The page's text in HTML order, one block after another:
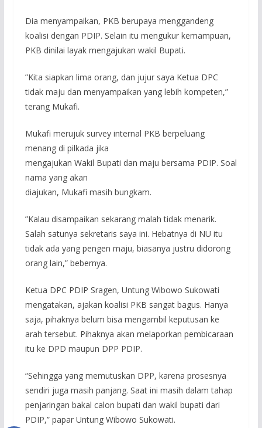
Dia menyampaikan, PKB berupaya menggandeng
koalisi dengan PDIP. Selain itu mengukur kemampuan,
PKB dinilai layak mengajukan wakil Bupati.
”Kita siapkan lima orang, dan jujur saya Ketua DPC
tidak maju dan menyampaikan yang lebih kompeten,”
terang Mukafi.
Mukafi merujuk survey internal PKB berpeluang
menang di pilkada jika
mengajukan Wakil Bupati dan maju bersama PDIP. Soal
nama yang akan
diajukan, Mukafi masih bungkam.
”Kalau disampaikan sekarang malah tidak menarik.
Salah satunya sekretaris saya ini. Hebatnya di NU itu
tidak ada yang pengen maju, biasanya justru didorong
orang lain,” bebernya.
Ketua DPC PDIP Sragen, Untung Wibowo Sukowati
mengatakan, ajakan koalisi PKB sangat bagus. Hanya
saja, pihaknya belum bisa mengambil keputusan ke
arah tersebut. Pihaknya akan melaporkan pembicaraan
itu ke DPD maupun DPP PDIP.
“Sehingga yang memutuskan DPP, karena prosesnya
sendiri juga masih panjang. Saat ini masih dalam tahap
penjaringan bakal calon bupati dan wakil bupati dari
PDIP,” papar Untung Wibowo Sukowati.